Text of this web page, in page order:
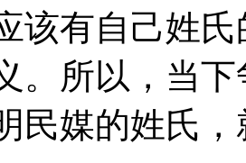
该有自己姓
。所以，当
民媒的姓氏